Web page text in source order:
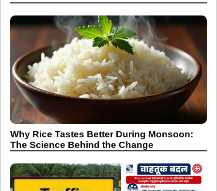
Why Rice Tastes Better During Monsoon:
The Science Behind the Change